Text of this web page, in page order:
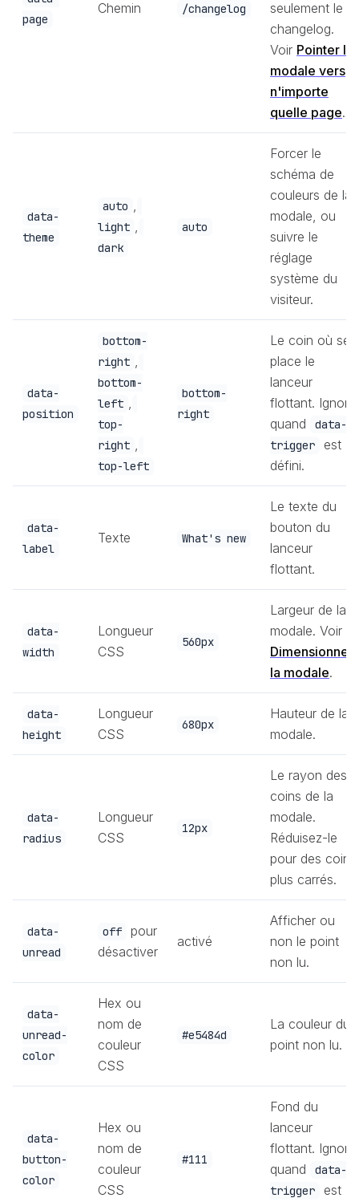
page
Chemin /changelog
seulement le
changelog.
Voir Pointer la
modale vers
n'importe
quelle page.
data-
theme
auto ,
light ,
dark
auto
Forcer le
schéma de
couleurs de la
modale, ou
suivre le
réglage
système du
visiteur.
data-
position
bottom-
right ,
bottom-
left ,
top-
right ,
top-left
bottom-
right
Le coin où se
place le
lanceur
flottant. Ignoré
quand
data-
trigger
est
défini.
data-
label
Texte What's new
Le texte du
bouton du
lanceur
flottant.
data-
width
Longueur
CSS
560px
Largeur de la
modale. Voir
Dimensionner
la modale.
data-
height
Longueur
CSS
680px
Hauteur de la
modale.
data-
radius
Longueur
CSS
12px
Le rayon des
coins de la
modale.
Réduisez-le
pour des coins
plus carrés.
data-
unread
off
pour
désactiver
activé
Afficher ou
non le point
non lu.
data-
unread-
color
Hex ou
nom de
couleur
CSS
#e5484d
La couleur du
point non lu.
data-
button-
color
Hex ou
nom de
couleur
CSS
#111
Fond du
lanceur
flottant. Ignoré
quand
data-
trigger
est